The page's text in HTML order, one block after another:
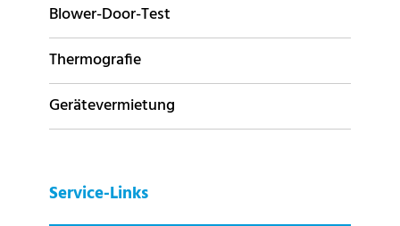
Blower-Door-Test
Thermografie
Gerätevermietung
Service-Links